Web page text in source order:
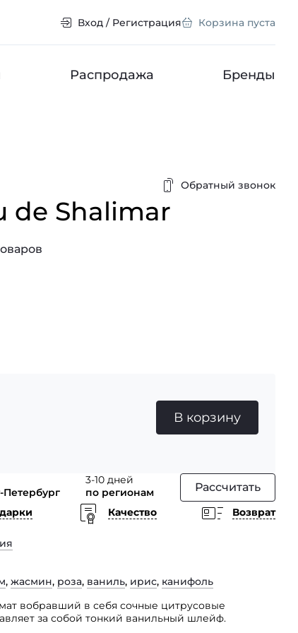
Вход / Регистрация Корзина пуста
Распродажа Бренды
Обратный звонок
de Shalimar
В корзину
Петербург
3-10 дней
по регионам
Рассчитать
Качество
Возврат
, жасмин, роза, ваниль, ирис, канифоль
вобравший в себя сочные цитрусовые
за собой тонкий ванильный шлейф.